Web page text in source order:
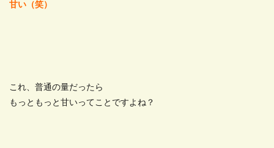
甘い（笑）
これ、普通の量だったら
もっともっと甘いってことですよね？